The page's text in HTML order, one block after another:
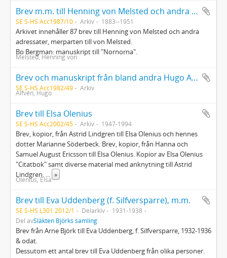
Brev m.m. till Henning von Melsted och andra adressater
SE S-HS Acc1987/10 Arkiv 1883--1951
Arkivet innehåller 87 brev till Henning von Melsted och andra
adressater, merparten till von Melsted.
Bo Bergman: manuskript till "Nornorna".
Melsted, Henning von
Brev och manuskript från bland andra Hugo Alfén, Alfred Berg, John Forsell och Felix Körling
SE S-HS Acc1982/49 Arkiv
Alfvén, Hugo
Brev till Elsa Olenius
SE S-HS Acc2002/45 Arkiv 1947-1994
Brev, kopior, från Astrid Lindgren till Elsa Olenius och hennes
dotter Marianne Söderbeck. Brev, kopior, från Hanna och
Samuel August Ericsson till Elsa Olenius. Kopior av Elsa Olenius
"Citatbok" samt diverse material med anknytning till Astrid
Lindgren. ... »
Olenius, Elsa
Brev till Eva Uddenberg (f. Silfversparre), m.m.
SE S-HS L301:2012/1 Delarkiv
1931-1938
Del avSläkten Björks samling
Brev från Arne Björk till Eva Uddenberg, f. Silfversparre, 1932-1936
& odat.
Dessutom ett antal brev till Eva Uddenberg från olika personer.